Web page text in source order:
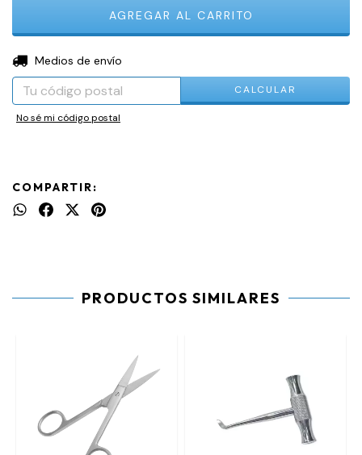
Entregas para el CP:
Medios de envío
CALCULAR
No sé mi código postal
COMPARTIR:
PRODUCTOS SIMILARES